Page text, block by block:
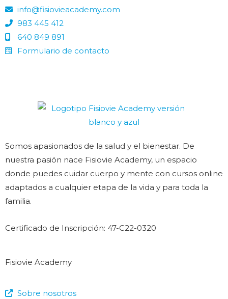
info@fisiovieacademy.com
983 445 412
640 849 891
Formulario de contacto
Somos apasionados de la salud y el bienestar. De
nuestra pasión nace Fisiovie Academy, un espacio
donde puedes cuidar cuerpo y mente con cursos online
adaptados a cualquier etapa de la vida y para toda la
familia.
Certificado de Inscripción: 47-C22-0320
Fisiovie Academy
Sobre nosotros